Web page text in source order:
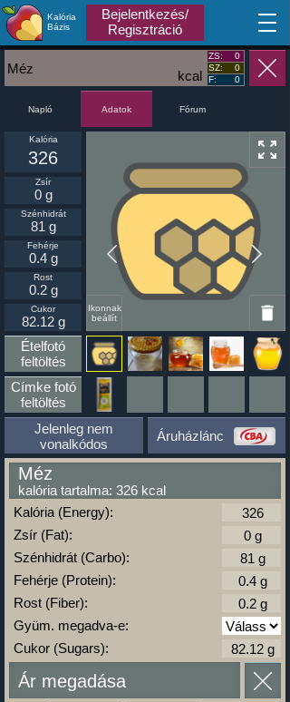
Kalória
Bázis
Bejelentkezés/
Regisztráció
MA
kcal
Méz
ZS:
0
SZ:
0
F:
0
Napló Adatok Fórum
Ikonnak
beállít
Kalória
326
Zsír
0 g
Szénhidrát
81 g
Fehérje
0.4 g
Rost
0.2 g
Cukor
82.12 g
Ételfotó
feltöltés
Címke fotó
feltöltés
Jelenleg nem
vonalkódos
Áruházlánc
Méz
kalória tartalma: 326 kcal
Kalória (Energy):
Zsír (Fat):
Szénhidrát (Carbo):
Fehérje (Protein):
Rost (Fiber):
Gyüm. megadva-e:
Cukor (Sugars):
Ár megadása